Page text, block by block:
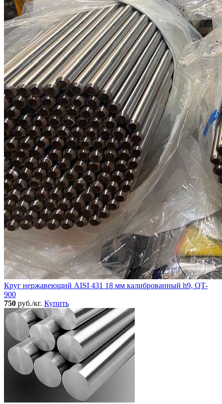
Круг нержавеющий AISI 431 18 мм калиброванный h9, QT-
900
750 руб./кг. Купить